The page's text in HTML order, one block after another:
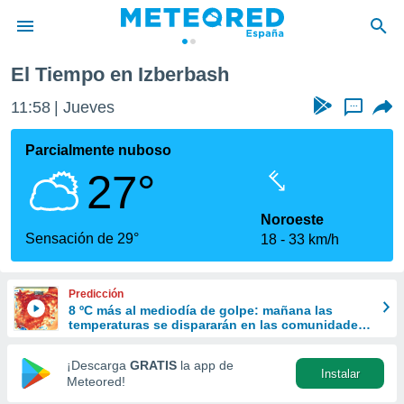
de
por
se
calidad.
a este
las
y
forma
digital
basada
El Tiempo en Izberbash
11:58 Jueves ...
Parcialmente nuboso
27°
Sensación de 29°
Noroeste
18
33 km/h
Predicción
8 ºC más al mediodía de golpe: mañana las
temperaturas se dispararán en las comunidades
¡Descarga GRATIS la app de
Meteored!
Instalar